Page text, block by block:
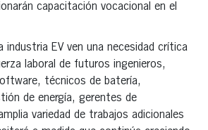
capacitación vocacional en el
industria EV ven una necesidad crítica
laboral de futuros ingenieros,
técnicos de batería,
de energía, gerentes de
variedad de trabajos adicionales